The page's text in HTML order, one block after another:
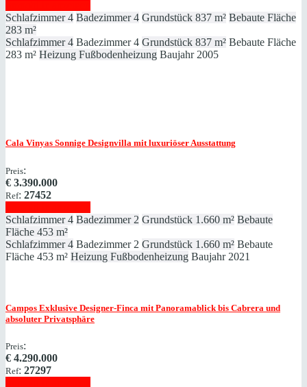
Schlafzimmer 4 Badezimmer 4 Grundstück 837 m² Bebaute Fläche
283 m²
Schlafzimmer 4 Badezimmer 4 Grundstück 837 m² Bebaute Fläche
283 m² Heizung Fußbodenheizung Baujahr 2005
Cala Vinyas Sonnige Designvilla mit luxuriöser Ausstattung
Preis:
€ 3.390.000
Ref: 27452
Schlafzimmer 4 Badezimmer 2 Grundstück 1.660 m² Bebaute
Fläche 453 m²
Schlafzimmer 4 Badezimmer 2 Grundstück 1.660 m² Bebaute
Fläche 453 m² Heizung Fußbodenheizung Baujahr 2021
Campos Exklusive Designer-Finca mit Panoramablick bis Cabrera und
absoluter Privatsphäre
Preis:
€ 4.290.000
Ref: 27297